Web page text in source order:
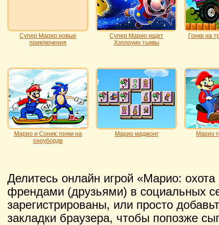
Супер Марио новые
приключения
Супер Марио ищет
Хэллоуин тыквы
Гонки на
Марио и Соник: гонки на
сноуборде
Марио маджонг Марио
Делитесь онлайн игрой «Марио:
френдами (друзьями) в социальных
зарегистрированы, или просто
закладки браузера, чтобы попозже